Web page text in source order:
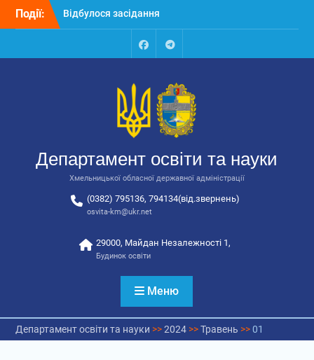
Перейти
Події:
Відбулося засідання
колегії Департаменту
освіти та науки обласної
державної адміністрації
відповідальних за
національно-патріотичне
автобусів для потреб
закладів освіти
FacebookTalegram
Департамент освіти та науки
Хмельницької обласної державної адміністрації
(0382) 795136, 794134(від.звернень)
osvita-km@ukr.net
29000, Майдан Незалежності 1,
Будинок освіти
Меню
Департамент освіти та науки >>2024>>Травень >>01